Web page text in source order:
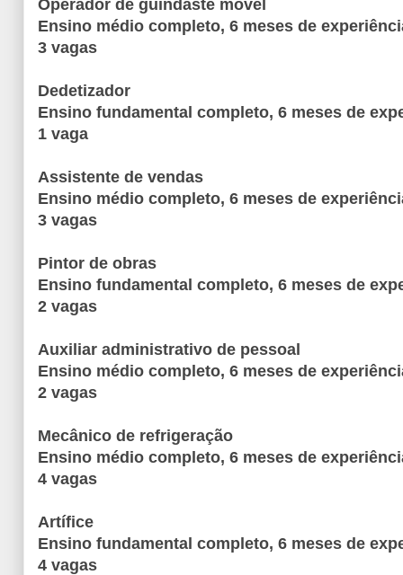
Operador de guindaste móvel
Ensino médio completo, 6 meses de
3 vagas
Dedetizador
Ensino fundamental completo, 6 meses de
1 vaga
Assistente de vendas
Ensino médio completo, 6 meses de
3 vagas
Pintor de obras
Ensino fundamental completo, 6 meses de
2 vagas
Auxiliar administrativo de pessoal
Ensino médio completo, 6 meses de
2 vagas
Mecânico de refrigeração
Ensino médio completo, 6 meses de
4 vagas
Artífice
Ensino fundamental completo, 6 meses de
4 vagas